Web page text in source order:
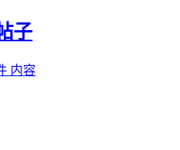
子
内容